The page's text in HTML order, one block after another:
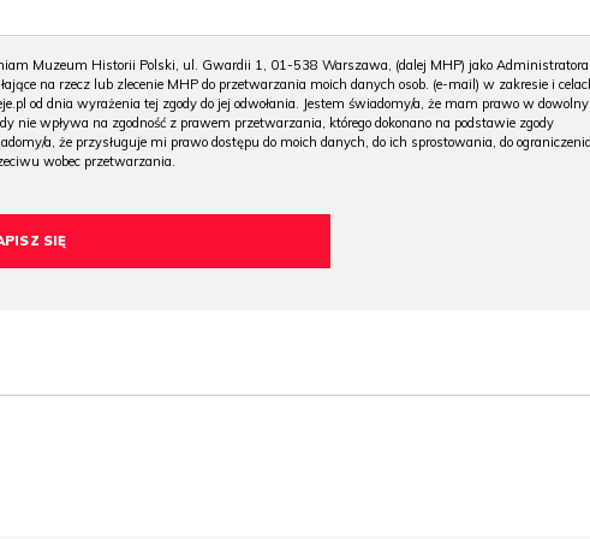
Muzeum Historii Polski, ul. Gwardii 1, 01-538 Warszawa, (dalej MHP) jako Administratora
na rzecz lub zlecenie MHP do przetwarzania moich danych osob. (e-mail) w zakresie i
od dnia wyrażenia tej zgody do jej odwołania. Jestem świadomy/a, że mam prawo w
nie wpływa na zgodność z prawem przetwarzania, którego dokonano na podstawie zgody
a, że przysługuje mi prawo dostępu do moich danych, do ich sprostowania, do ograniczenia
wobec przetwarzania.